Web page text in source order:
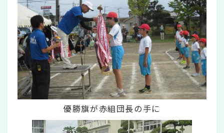
優勝旗が赤組団長の手に